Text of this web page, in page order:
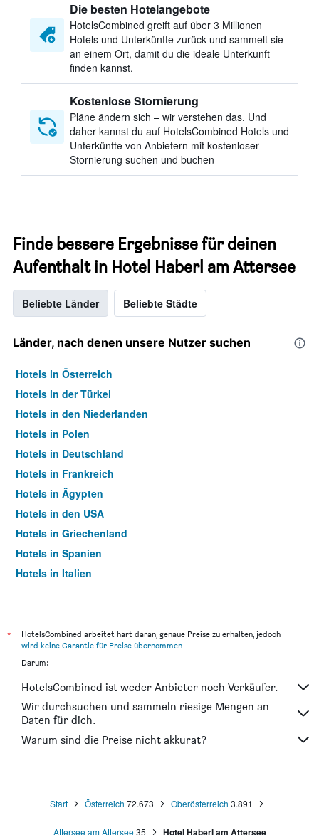
Die besten Hotelangebote
HotelsCombined greift auf über 3 Millionen
Hotels und Unterkünfte zurück und sammelt sie
an einem Ort, damit du die ideale Unterkunft
finden kannst.
Kostenlose Stornierung
Pläne ändern sich – wir verstehen das. Und
daher kannst du auf HotelsCombined Hotels und
Unterkünfte von Anbietern mit kostenloser
Stornierung suchen und buchen
Finde bessere Ergebnisse für deinen
Aufenthalt in Hotel Haberl am Attersee
Beliebte Länder Beliebte Städte
Länder, nach denen unsere Nutzer suchen
Hotels in Österreich
Hotels in der Türkei
Hotels in den Niederlanden
Hotels in Polen
Hotels in Deutschland
Hotels in Frankreich
Hotels in Ägypten
Hotels in den USA
Hotels in Griechenland
Hotels in Spanien
Hotels in Italien
*
HotelsCombined arbeitet hart daran, genaue Preise zu erhalten, jedoch
wird keine Garantie für Preise übernommen.
Darum:
HotelsCombined ist weder Anbieter noch Verkäufer.
Wir durchsuchen und sammeln riesige Mengen an
Daten für dich.
Warum sind die Preise nicht akkurat?
Start Österreich 72.673 Oberösterreich 3.891
Attersee am Attersee 35 Hotel Haberl am Attersee